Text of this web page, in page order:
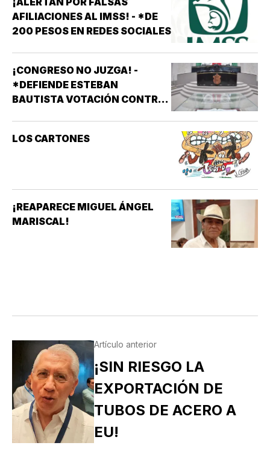
AFILIACIONES AL IMSS! - *DE
200 PESOS EN REDES SOCIALES
¡CONGRESO NO JUZGA! -
*DEFIENDE ESTEBAN
BAUTISTA VOTACIÓN CONTRA
LOS CARTONES
¡REAPARECE MIGUEL ÁNGEL
MARISCAL!
Artículo anterior
¡SIN RIESGO LA
EXPORTACIÓN DE
TUBOS DE ACERO A
EU!